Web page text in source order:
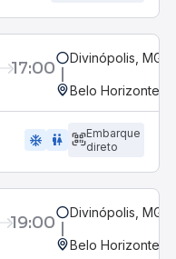
17:00 Divinópolis, MG -
Belo Horizonte,
ac_unit wc
Embarque
direto
19:00 Divinópolis, MG -
Belo Horizonte,